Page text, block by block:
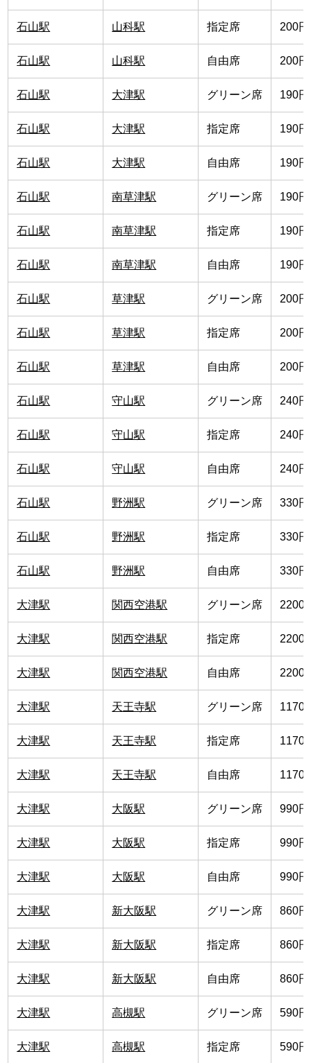
石山駅 山科駅 指定席 200円
石山駅 山科駅 自由席 200円
石山駅 大津駅 グリーン席 190円
石山駅 大津駅 指定席 190円
石山駅 大津駅 自由席 190円
石山駅 南草津駅 グリーン席 190円
石山駅 南草津駅 指定席 190円
石山駅 南草津駅 自由席 190円
石山駅 草津駅 グリーン席 200円
石山駅 草津駅 指定席 200円
石山駅 草津駅 自由席 200円
石山駅 守山駅 グリーン席 240円
石山駅 守山駅 指定席 240円
石山駅 守山駅 自由席 240円
石山駅 野洲駅 グリーン席 330円
石山駅 野洲駅 指定席 330円
石山駅 野洲駅 自由席 330円
大津駅 関西空港駅 グリーン席 2200
大津駅 関西空港駅 指定席 2200
大津駅 関西空港駅 自由席 2200
大津駅 天王寺駅 グリーン席 1170
大津駅 天王寺駅 指定席 1170
大津駅 天王寺駅 自由席 1170
大津駅 大阪駅 グリーン席 990円
大津駅 大阪駅 指定席 990円
大津駅 大阪駅 自由席 990円
大津駅 新大阪駅 グリーン席 860円
大津駅 新大阪駅 指定席 860円
大津駅 新大阪駅 自由席 860円
大津駅 高槻駅 グリーン席 590円
大津駅 高槻駅 指定席 590円